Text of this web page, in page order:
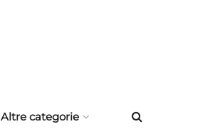
Altre categorie